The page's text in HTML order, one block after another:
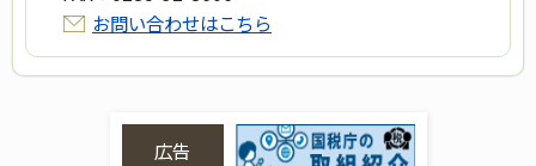
お問い合わせはこちら
広告